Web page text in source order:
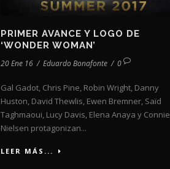
PRIMER AVANCE Y LOGO DE
‘WONDER WOMAN’
20 Ene 16 / Eduardo Bonafonte / 0
Gal Gadot, Chris Pine, Robin Wright, Danny
Huston, David Thewlis, Ewen Bremner, Saïd
Taghmaoui, Lucy Davis, Elena Anaya y Connie
Nielsen protagonizan...
LEER MÁS...